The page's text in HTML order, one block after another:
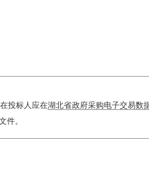
投标人应在湖北省政府采购电子交易数
件。